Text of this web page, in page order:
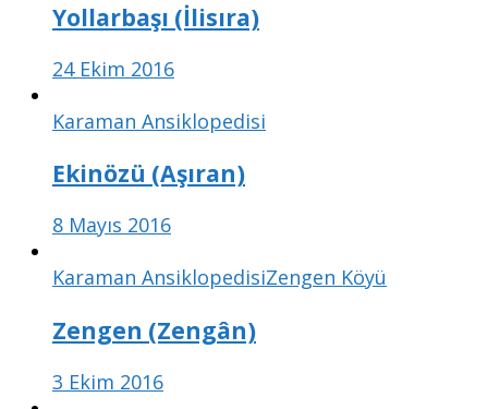
Yollarbaşı (İlisıra)
24 Ekim 2016
Karaman Ansiklopedisi
Ekinözü (Aşıran)
8 Mayıs 2016
Karaman AnsiklopedisiZengen Köyü
Zengen (Zengân)
3 Ekim 2016